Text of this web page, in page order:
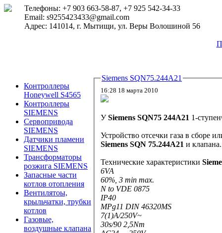
Телефоны: +7 903 663-58-87, +7 925 542-34-33
Email: s9255423433@gmail.com
Адрес: 141014, г. Мытищи, ул. Веры Волошиной 56
Контроллеры
Honeywell S4565
Контроллеры
SIEMENS
Сервопривода
SIEMENS
Датчики пламени
SIEMENS
Трансформаторы
розжига SIEMENS
Запасные части
котлов отопления
Вентилятоы,
крыльчатки, трубки
котлов
Газовые,
воздушные клапана
Siemens SQN75.244A21
16:28 18 марта 2010
УSiemens SQN75 244A21 1-
Устройство отсечки газа в сборе
Siemens SQN 75.244A21 и клапана.
Технические характеристики
6VA
60%, 3 min max.
N to VDE 0875
IP40
MPg11 DIN 46320MS
7(1)A/250V~
30s/90 2,5Nm